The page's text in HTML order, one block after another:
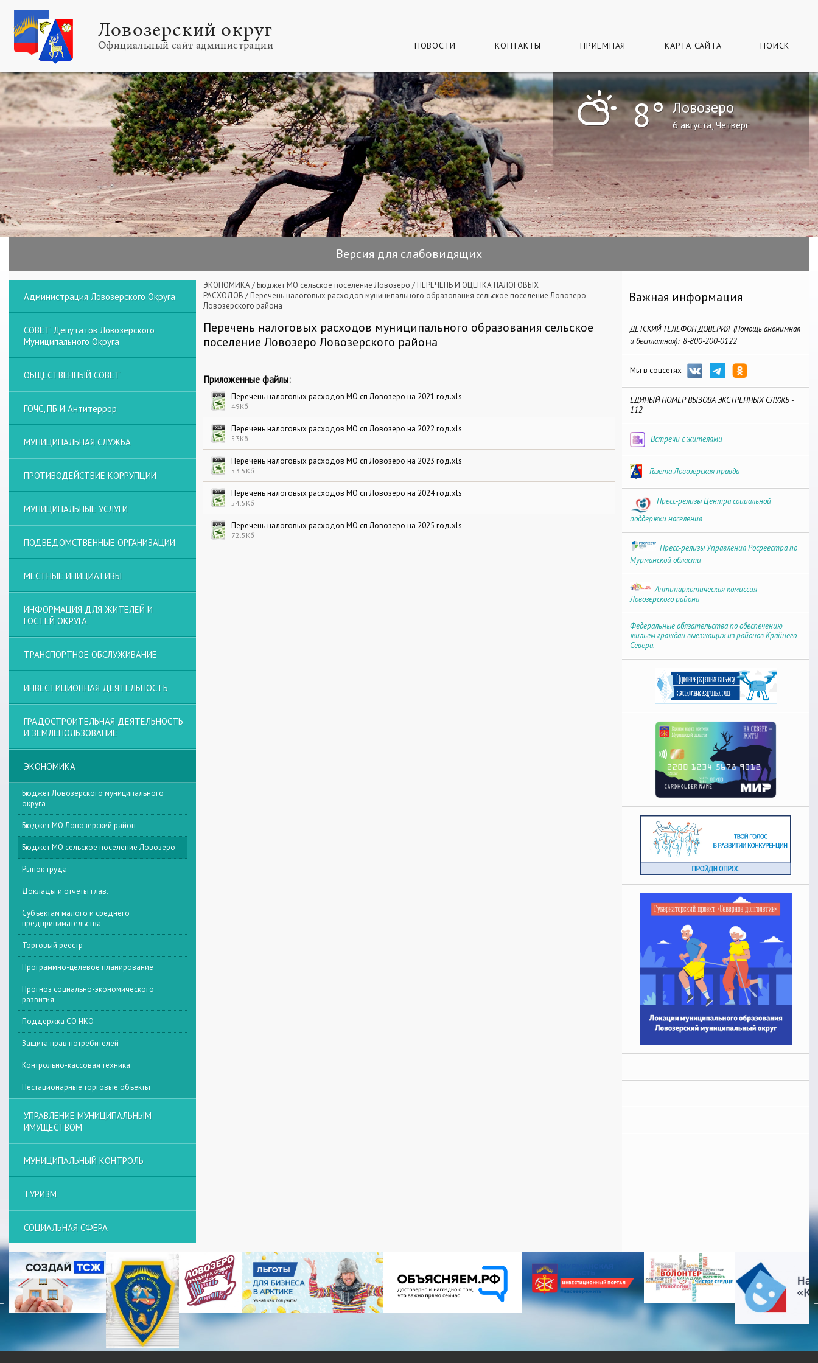
Ловозерский округ
Официальный сайт администрации НОВОСТИ КОНТАКТЫ ПРИЕМНАЯ КАРТА САЙТА ПОИСК
" 8° Ловозеро
6 августа, Четверг
Версия для слабовидящих
ЭКОНОМИКА/ Бюджет МО сельское поселение Ловозеро / ПЕРЕЧЕНЬ И ОЦЕНКА НАЛОГОВЫХ
РАСХОДОВ / Перечень налоговых расходов муниципального образования сельское поселение Ловозеро
Ловозерского района
Перечень налоговых расходов муниципального образования сельское
поселение Ловозеро Ловозерского района
Приложенные файлы:
Перечень налоговых расходов МО сп Ловозеро на 2021 год.xls
49Кб
Перечень налоговых расходов МО сп Ловозеро на 2022 год.xls
53Кб
Перечень налоговых расходов МО сп Ловозеро на 2023 год.xls
53.5Кб
Перечень налоговых расходов МО сп Ловозеро на 2024 год.xls
54.5Кб
Перечень налоговых расходов МО сп Ловозеро на 2025 год.xls
72.5Кб
Администрация Ловозерского Округа
СОВЕТ Депутатов Ловозерского
Муниципального Округа
ОБЩЕСТВЕННЫЙ СОВЕТ
ГОЧС, ПБ И Антитеррор
МУНИЦИПАЛЬНАЯ СЛУЖБА
ПРОТИВОДЕЙСТВИЕ КОРРУПЦИИ
МУНИЦИПАЛЬНЫЕ УСЛУГИ
ПОДВЕДОМСТВЕННЫЕ ОРГАНИЗАЦИИ
МЕСТНЫЕ ИНИЦИАТИВЫ
ИНФОРМАЦИЯ ДЛЯ ЖИТЕЛЕЙ И
ГОСТЕЙ ОКРУГА
ТРАНСПОРТНОЕ ОБСЛУЖИВАНИЕ
ИНВЕСТИЦИОННАЯ ДЕЯТЕЛЬНОСТЬ
ГРАДОСТРОИТЕЛЬНАЯ ДЕЯТЕЛЬНОСТЬ
И ЗЕМЛЕПОЛЬЗОВАНИЕ
ЭКОНОМИКА
Бюджет Ловозерского муниципального
округа
Бюджет МО Ловозерский район
Бюджет МО сельское поселение Ловозеро
Рынок труда
Доклады и отчеты глав.
Субъектам малого и среднего
предпринимательства
Торговый реестр
Программно-целевое планирование
Прогноз социально-экономического
развития
Поддержка СО НКО
Защита прав потребителей
Контрольно-кассовая техника
Нестационарные торговые объекты
УПРАВЛЕНИЕ МУНИЦИПАЛЬНЫМ
ИМУЩЕСТВОМ
МУНИЦИПАЛЬНЫЙ КОНТРОЛЬ
ТУРИЗМ
СОЦИАЛЬНАЯ СФЕРА
Важная информация
ДЕТСКИЙ ТЕЛЕФОН ДОВЕРИЯ (Помощь анонимная
и бесплатная): 8-800-200-0122
Мы в соцсетях
ЕДИНЫЙ НОМЕР ВЫЗОВА ЭКСТРЕННЫХ СЛУЖБ -
112
Встречи с жителями
Газета Ловозерская правда
Пресс-релизы Центра социальной
поддержки населения
Пресс-релизы Управления Росреестра по
Мурманской области
Антинаркотическая комиссия
Ловозерского района
Федеральные обязательства по обеспечению
жильем граждан выезжащих из районов Крайнего
Севера.